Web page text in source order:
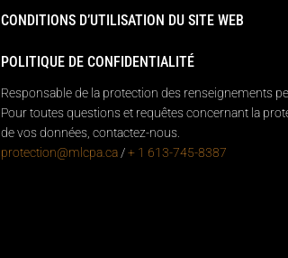
CONDITIONS D’UTILISATION DU SITE WEB
POLITIQUE DE CONFIDENTIALITÉ
Responsable de la protection des renseignements
Pour toutes questions et requêtes concernant la
de vos données, contactez-nous.
protection@mlcpa.ca/+ 1 613-745-8387